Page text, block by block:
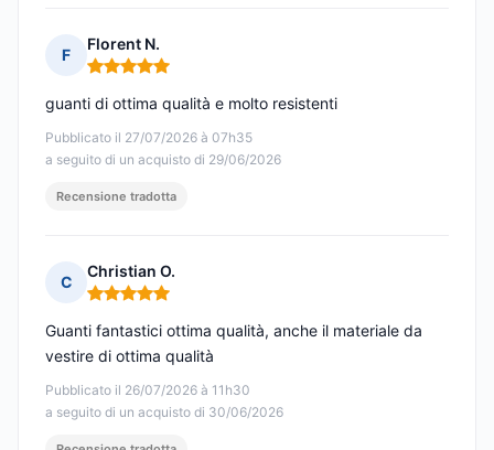
F
Florent N.
Nota: 5 su 5
Pubblicato il 27/07/2026 à 07h35
a seguito di un acquisto di 29/06/2026
guanti di ottima qualità e molto resistenti
Recensione tradotta
C
Christian O.
Nota: 5 su 5
Pubblicato il 26/07/2026 à 11h30
a seguito di un acquisto di 30/06/2026
Guanti fantastici ottima qualità, anche il materiale da
vestire di ottima qualità